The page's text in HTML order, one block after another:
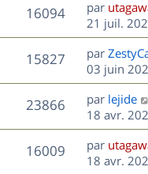
g
e
s
s
a
g
e
r
m
e
s
s
a
g
e
s
n
i
e
r
m
e
s
s
a
g
e
16094V
u
D
e
r
n
i
e
r
m
e
s
s
par
21 juil.
15827V
u
e
s
D
e
r
n
i
e
r
m
par
03 juin
23866V
u
D
e
r
n
i
par lejide
18 avr.
16009V
D
e
par
18 avr.